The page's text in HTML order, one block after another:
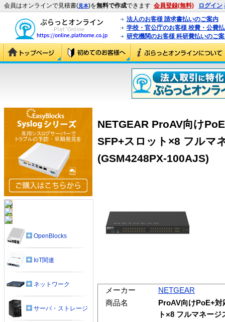
会員はオンラインで見積書(見本)を無料で作成できます 会員登録(無料) ログイン
法人のお客様 請求書払いのご案内
学校・官公庁のお客様 校費・公費
研究機関のお客様 科研費払いのご
NETGEAR ProAV向け
SFP+スロット×8 フルマ
(GSM4248PX-100AJS)
メーカー
NETGEAR
商品名
ProAV向けPoE+
ト×8 フルマネージ
OpenBlocks
IoT関連
ネットワーク
サーバ・ストレージ